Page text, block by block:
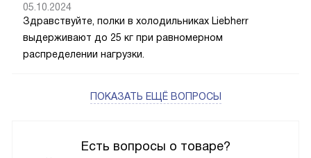
Есть вопросы о товаре?
05.10.2024
Здравствуйте, полки в холодильниках Liebherr
выдерживают до 25 кг при равномерном
распределении нагрузки.
ПОКАЗАТЬ ЕЩЁ ВОПРОСЫ